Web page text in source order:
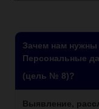
Зачем нам
Персональные
(цель № 8)?
Выявление,